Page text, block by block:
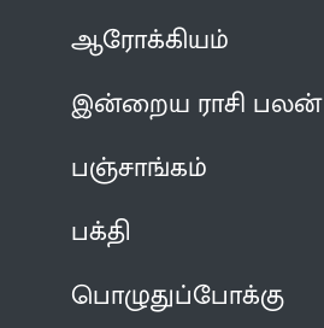
ஆரோக்கியம்
இன்றைய ராசி பலன்
பஞ்சாங்கம்
பக்தி
பொழுதுப்போக்கு